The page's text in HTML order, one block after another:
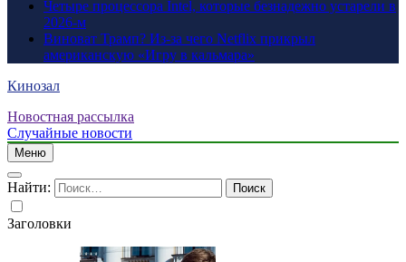
Четыре процессора Intel, которые безнадежно устарели в
2026-м
Виноват Трамп? Из-за чего Netflix прикрыл
американскую «Игру в кальмара»
Кинозал
Новостная рассылка
Случайные новости
Меню
Найти:
Заголовки